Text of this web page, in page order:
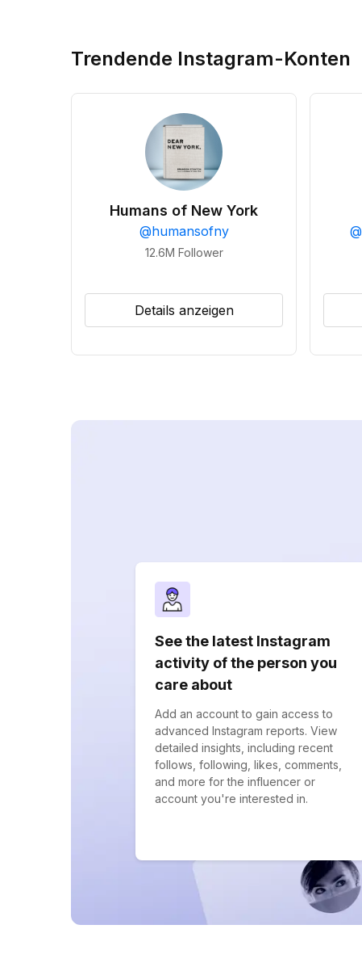
Trendende Instagram-Konten
Humans of New York
@humansofny
12.6M Follower
Details anzeigen
@
See the latest Instagram
activity of the person you
care about
Add an account to gain access to
advanced Instagram reports. View
detailed insights, including recent
follows, following, likes, comments,
and more for the influencer or
account you're interested in.